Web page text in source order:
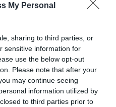
My Personal
sharing to third parties, or
sensitive information for
use the below opt-out
Please note that after your
may continue seeing
information utilized by
to third parties prior to
φωτιά